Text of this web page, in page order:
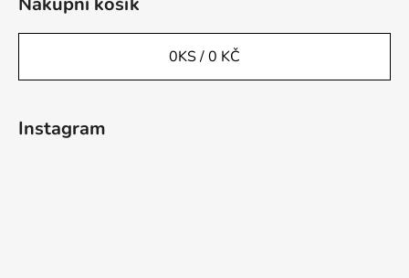
0KS /0 KČ
Instagram